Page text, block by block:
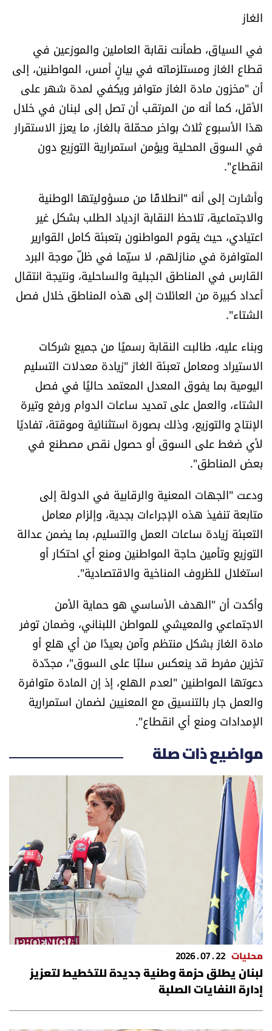
الغاز
في السياق، طمأنت نقابة العاملين والموزعين في
قطاع الغاز ومستلزماته في بيانٍ أمس، المواطنين، إلى
أن "مخزون مادة الغاز متوافر ويكفي لمدة شهر على
الأقل، كما أنه من المرتقب أن تصل إلى لبنان في خلال
هذا الأسبوع ثلاث بواخر محمّلة بالغاز، ما يعزز الاستقرار
في السوق المحلية ويؤمن استمرارية التوزيع دون
انقطاع".
وأشارت إلى أنه "انطلاقًا من مسؤوليتها الوطنية
والاجتماعية، تلاحظ النقابة ازدياد الطلب بشكل غير
اعتيادي، حيث يقوم المواطنون بتعبئة كامل القوارير
المتوافرة في منازلهم، لا سيّما في ظلّ موجة البرد
القارس في المناطق الجبلية والساحلية، ونتيجة انتقال
أعداد كبيرة من العائلات إلى هذه المناطق خلال فصل
الشتاء".
وبناء عليه، طالبت النقابة رسميًا من جميع شركات
الاستيراد ومعامل تعبئة الغاز "زيادة معدلات التسليم
اليومية بما يفوق المعدل المعتمد حاليًا في فصل
الشتاء، والعمل على تمديد ساعات الدوام ورفع وتيرة
الإنتاج والتوزيع، وذلك بصورة استثنائية وموقتة، تفاديًا
لأي ضغط على السوق أو حصول نقص مصطنع في
بعض المناطق".
ودعت "الجهات المعنية والرقابية في الدولة إلى
متابعة تنفيذ هذه الإجراءات بجدية، وإلزام معامل
التعبئة زيادة ساعات العمل والتسليم، بما يضمن عدالة
التوزيع وتأمين حاجة المواطنين ومنع أي احتكار أو
استغلال للظروف المناخية والاقتصادية".
وأكدت أن "الهدف الأساسي هو حماية الأمن
الاجتماعي والمعيشي للمواطن اللبناني، وضمان توفر
مادة الغاز بشكل منتظم وآمن بعيدًا من أي هلع أو
تخزين مفرط قد ينعكس سلبًا على السوق"، مجدّدة
دعوتها المواطنين "لعدم الهلع، إذ إن المادة متوافرة
والعمل جار بالتنسيق مع المعنيين لضمان استمرارية
الإمدادات ومنع أي انقطاع".
مواضيع ذات صلة
محليات 22 . 07 . 2026
لبنان يطلق حزمة وطنية جديدة للتخطيط لتعزيز
إدارة النفايات الصلبة